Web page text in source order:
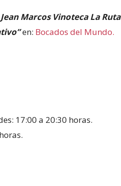
Marcos Vinoteca La Ruta
en: Bocados del Mundo.
17:00 a 20:30 horas.